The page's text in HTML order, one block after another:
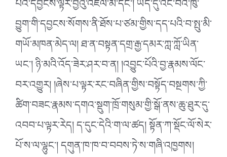
པའི་དབྱངས་ལྟར་བྱེའུ་འཇོལ་མོ་དང༌། ཡིད་དུ་འོང་བའི་ཁུ་
བྱུག་གི་དབྱངས་སོགས་ནི་ཐོས་པ་ཙམ་གྱིས་དད་པའི་བ་སྤུ་མི་
གཡོ་མཁན་མེད་ལ། ཐ་ན་བསྟན་དགྲ་རྒྱ་དམར་ཀླ་ཀློ་ཡིན་
ཡང༌། ཉི་མའི་འོད་ཟེར་ཤར་བ་ན། །འབྱུང་པོའི་བྱ་རྣམས་ལོང་
བར་འགྱུར། །ཞེས་པ་ལྟར་རང་བཞིན་གྱིས་བསྟོད་བསྔགས་ཀྱི་
ཚིག་བཟང་རྣམས་དགའ་སྡུག་ཁྲོ་གསུམ་གྱི་སྒོ་ནས་ཆུ་ཐུར་དུ་
འབབ་པ་ལྟར་རེད། ད་དུང་དེའི་ག་ལ་ཚད། སྟོན་ཀ་སྡོང་ལོ་སེར་
པོ་ས་ལ་ལྷུང༌། དགུན་ཁ་ཁ་བ་བབས་ཏེ་ས་གཞི་འཁྱགས།